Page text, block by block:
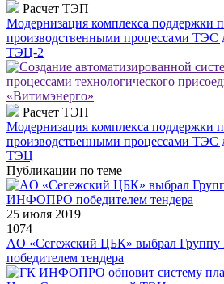
Расчет ТЭП
Модернизация комплекса поддержки
производственными процессами ТЭС
ТЭЦ-2
Расчет ТЭП
Модернизация комплекса поддержки
производственными процессами ТЭС
ТЭЦ
Публикации по теме
25 июля 2019
1074
AО «Сегежский ЦБК» выбрал
победителем тендера